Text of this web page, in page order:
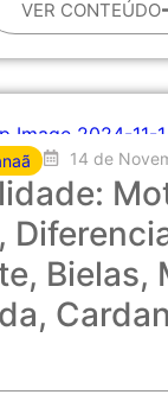
VER CONTEÚDO
14 de
Bielas,